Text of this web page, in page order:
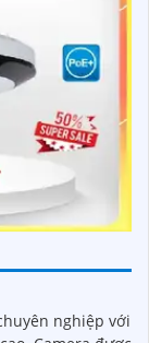
nghiệp với